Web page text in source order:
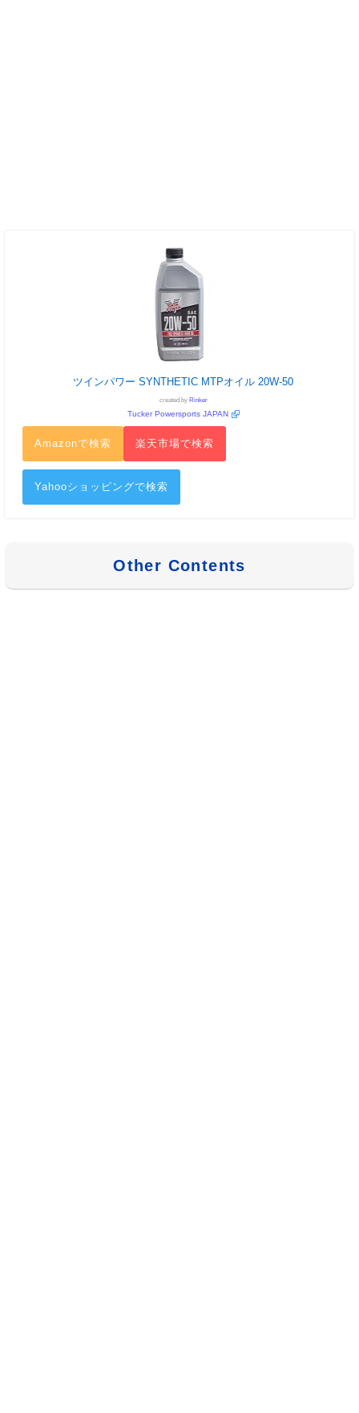
ツインパワー SYNTHETIC MTPオイル 20W-50
created by Rinker
Tucker Powersports JAPAN
Amazonで検索 楽天市場で検索
Yahooショッピングで検索
Other Contents